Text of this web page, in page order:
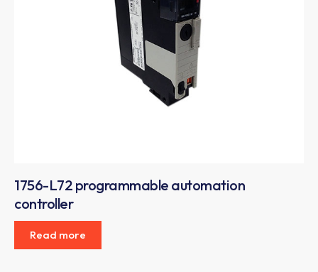
1756-L72 programmable automation
controller
Read more